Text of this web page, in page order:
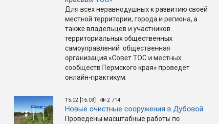
Для всех неравнодушных к развитию своей
местной территории, города и региона, а
также владельцев и участников
территориальных общественных
самоуправлений общественная
организация «Совет ТОС и местных
сообществ Пермского края» проведёт
онлайн-практикум.
15.02 [16:03] 2 714
Новые очистные сооружения в Дубовой
Проведены масштабные работы по